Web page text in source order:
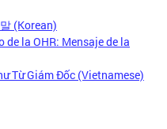
(Korean)
la OHR: Mensaje de la
Từ Giám Đốc (Vietnamese)